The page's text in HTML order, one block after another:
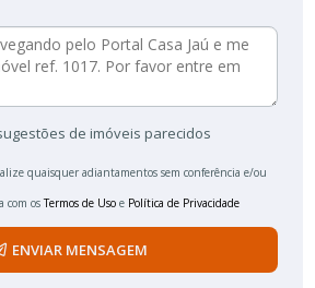
de imóveis parecidos
quaisquer adiantamentos sem conferência e/ou
com osTermos de Uso e Política de Privacidade
ENVIAR MENSAGEM